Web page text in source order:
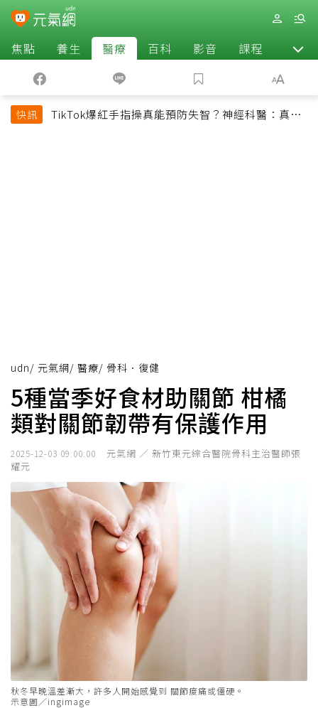
焦點 養生 醫療 百科 影音 課程 退休
快訊
TikTok爆紅手指操真能預防失智？神經科醫：真正
udn/ 元氣網/ 醫療/ 骨科．復健
5種當季好食材助關節 柑橘
類對關節韌帶有保護作用
2025-12-03 09:00:00
元氣網 ／ 新竹東元綜合醫院骨科主治醫師張
耀元
秋冬早晚溫差漸大，許多人開始感覺到 關節痠痛或僵硬。
示意圖／ingimage